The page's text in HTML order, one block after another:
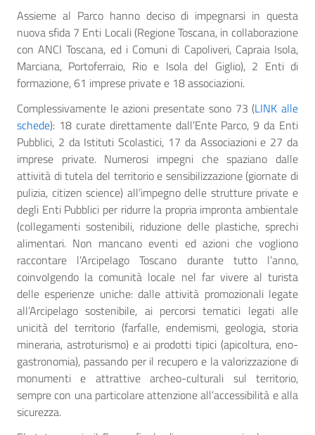
Assieme al Parco hanno deciso di impegnarsi in questa
nuova sfida 7 Enti Locali (Regione Toscana, in collaborazione
con ANCI Toscana, ed i Comuni di Capoliveri, Capraia Isola,
Marciana, Portoferraio, Rio e Isola del Giglio), 2 Enti di
formazione, 61 imprese private e 18 associazioni.
Complessivamente le azioni presentate sono 73 (LINK alle
schede): 18 curate direttamente dall’Ente Parco, 9 da Enti
Pubblici, 2 da Istituti Scolastici, 17 da Associazioni e 27 da
imprese private. Numerosi impegni che spaziano dalle
attività di tutela del territorio e sensibilizzazione (giornate di
pulizia, citizen science) all’impegno delle strutture private e
degli Enti Pubblici per ridurre la propria impronta ambientale
(collegamenti sostenibili, riduzione delle plastiche, sprechi
alimentari. Non mancano eventi ed azioni che vogliono
raccontare l’Arcipelago Toscano durante tutto l’anno,
coinvolgendo la comunità locale nel far vivere al turista
delle esperienze uniche: dalle attività promozionali legate
all’Arcipelago sostenibile, ai percorsi tematici legati alle
unicità del territorio (farfalle, endemismi, geologia, storia
mineraria, astroturismo) e ai prodotti tipici (apicoltura, eno-
gastronomia), passando per il recupero e la valorizzazione di
monumenti e attrattive archeo-culturali sul territorio,
sempre con una particolare attenzione all’accessibilità e alla
sicurezza.